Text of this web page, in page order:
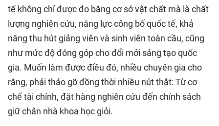
tế không chỉ được đo bằng cơ sở vật chất mà là chất
lượng nghiên cứu, năng lực công bố quốc tế, khả
năng thu hút giảng viên và sinh viên toàn cầu, cũng
như mức độ đóng góp cho đổi mới sáng tạo quốc
gia. Muốn làm được điều đó, nhiều chuyên gia cho
rằng, phải tháo gỡ đồng thời nhiều nút thắt: Từ cơ
chế tài chính, đặt hàng nghiên cứu đến chính sách
giữ chân nhà khoa học giỏi.